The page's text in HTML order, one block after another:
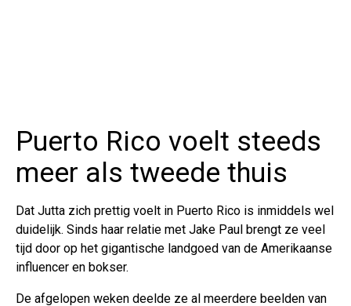
Puerto Rico voelt steeds
meer als tweede thuis
Dat Jutta zich prettig voelt in Puerto Rico is inmiddels wel
duidelijk. Sinds haar relatie met Jake Paul brengt ze veel
tijd door op het gigantische landgoed van de Amerikaanse
influencer en bokser.
De afgelopen weken deelde ze al meerdere beelden van